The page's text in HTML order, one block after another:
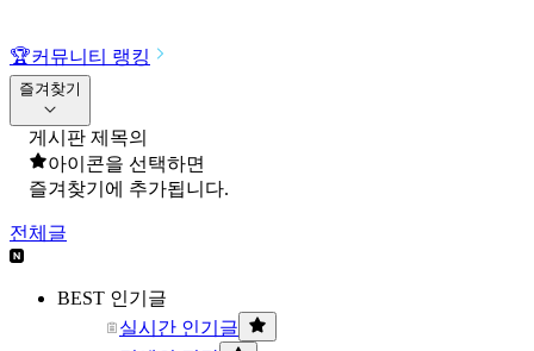
🏆커뮤니티 랭킹
즐겨찾기
게시판 제목의
아이콘을 선택하면
즐겨찾기에 추가됩니다.
전체글
BEST 인기글
실시간 인기글